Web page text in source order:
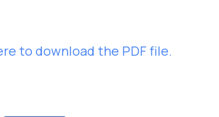
to download the PDF file.